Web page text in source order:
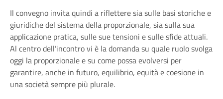
Il convegno invita quindi a riflettere sia sulle basi storiche e
giuridiche del sistema della proporzionale, sia sulla sua
applicazione pratica, sulle sue tensioni e sulle sfide attuali.
Al centro dell’incontro vi è la domanda su quale ruolo svolga
oggi la proporzionale e su come possa evolversi per
garantire, anche in futuro, equilibrio, equità e coesione in
una società sempre più plurale.